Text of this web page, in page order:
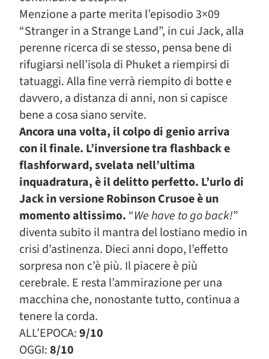
Menzione a parte merita l’episodio 3×09
“Stranger in a Strange Land”, in cui Jack, alla
perenne ricerca di se stesso, pensa bene di
rifugiarsi nell’isola di Phuket a riempirsi di
tatuaggi. Alla fine verrà riempito di botte e
davvero, a distanza di anni, non si capisce
bene a cosa siano servite.
Ancora una volta, il colpo di genio arriva
con il finale. L’inversione tra flashback e
flashforward, svelata nell’ultima
inquadratura, è il delitto perfetto. L’urlo di
Jack in versione Robinson Crusoe è un
momento altissimo. “We have to go back!”
diventa subito il mantra del lostiano medio in
crisi d’astinenza. Dieci anni dopo, l’effetto
sorpresa non c’è più. Il piacere è più
cerebrale. E resta l’ammirazione per una
macchina che, nonostante tutto, continua a
tenere la corda.
ALL’EPOCA:9/10
OGGI:8/10